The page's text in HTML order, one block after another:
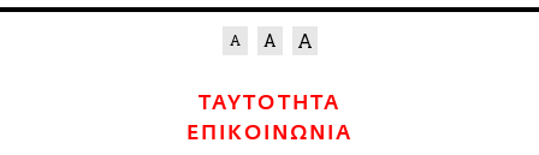
ΤΑΥΤΟΤΗΤΑ
ΕΠΙΚΟΙΝΩΝΙΑ